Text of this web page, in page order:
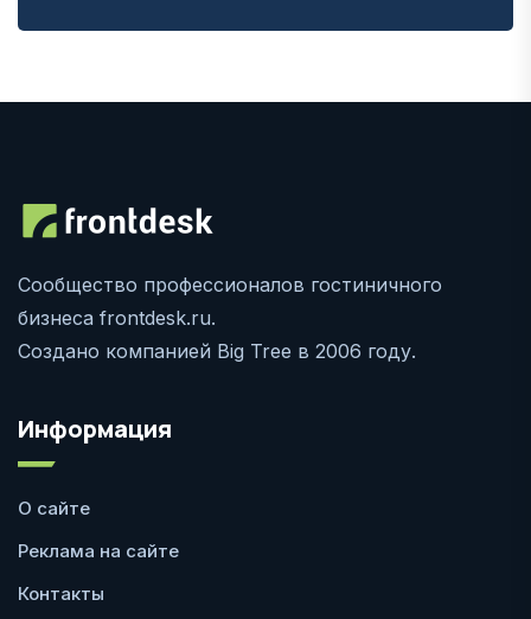
Сообщество профессионалов гостиничного
бизнеса frontdesk.ru.
Создано компанией Big Tree в 2006 году.
Информация
О сайте
Реклама на сайте
Контакты